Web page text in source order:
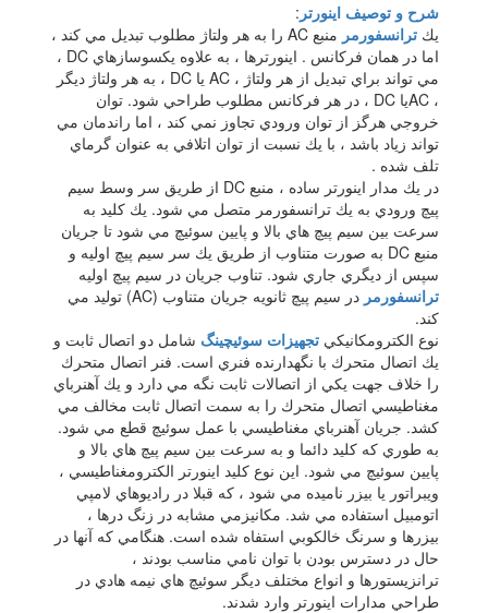
شرح و توصیف اینورتر :
يك ترانسفورمر
منبع AC را به هر ولتاژ مطلوب تبديل مي كند ،
اما در همان فركانس . اينورترها ، به علاوه يكسوسازهاي DC ،
مي تواند براي تبديل از هر ولتاژ ، AC يا DC ، به هر ولتاژ ديگر
، ACيا DC ، در هر فركانس مطلوب طراحي شود. توان
خروجي هرگز از توان ورودي تجاوز نمي كند ، اما راندمان مي
تواند زياد باشد ، با يك نسبت از توان اتلافي به عنوان گرماي
تلف شده .
در يك مدار اينورتر ساده ، منبع DC از طريق سر وسط سيم
پيچ ورودي به يك ترانسفورمر متصل مي شود. يك كليد به
سرعت بين سيم پيچ هاي بالا و پايين سوئيچ مي شود تا جريان
منبع DC به صورت متناوب از طريق يك سر سيم پيچ اوليه و
سپس از ديگري جاري شود. تناوب جريان در سيم پيچ اوليه
ترانسفورمر
در سيم پيچ ثانويه جريان متناوب (AC) توليد مي
كند.
نوع الكترومكانيكي تجهيزات سوئيچينگ شامل دو اتصال ثابت و
يك اتصال متحرك با نگهدارنده فنري است. فنر اتصال متحرك
را خلاف جهت يكي از اتصالات ثابت نگه مي دارد و يك آهنرباي
مغناطيسي اتصال متحرك را به سمت اتصال ثابت مخالف مي
كشد. جريان آهنرباي مغناطيسي با عمل سوئيچ قطع مي شود.
به طوري كه كليد دائما و به سرعت بين سيم پيچ هاي بالا و
پايين سوئيچ مي شود. اين نوع كليد اينورتر الكترومغناطيسي ،
ويبراتور يا بيزر ناميده مي شود ، كه قبلا در راديوهاي لامپي
اتومبيل استفاده مي شد. مكانيزمي مشابه در زنگ درها ،
بيزرها و سرنگ خالكوبي استفاه شده است. هنگامي كه آنها در
حال در دسترس بودن با توان نامي مناسب بودند ،
ترانزيستورها و انواع مختلف ديگر سوئيچ هاي نيمه هادي در
طراحي مدارات اينورتر وارد شدند.